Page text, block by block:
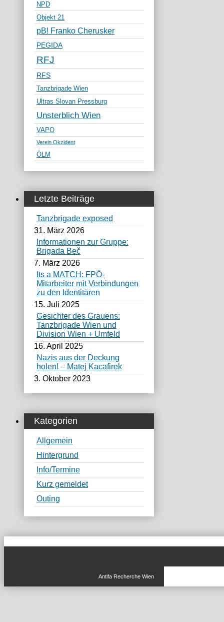
NPD
Objekt 21
pB! Franko Cherusker
PEGIDA
RFJ
RFS
Tanzbrigade Wien
Ultras Slovan Pressburg
Unsterblich Wien
VAPO
Verein Okzident
ÖLM
Letzte Beiträge
Tanzbrigade exposed
31. März 2026
Informationen zur Gruppe:
Brigada Beč
7. März 2026
Its a MATCH: FPÖ-
Mitarbeiter mit Verbindungen
zu den Identitären
15. Juli 2025
Gesichter des Grauens:
Tanzbrigade Wien und
Division Wien + Umfeld
16. April 2025
Nazis aus der Deckung
holen! – Matej Kacafirek
3. Oktober 2023
Kategorien
Allgemein
Hintergrund
Info/Termine
Kurz gemeldet
Outing
Antifa Recherche Wien